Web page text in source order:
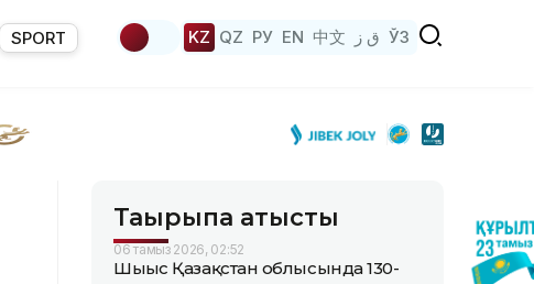
SPORT KZ QZ РУ EN 中文 ق ز ЎЗ
Тақырыпқа қатысты
06 тамыз 2026, 02:52
Шығыс Қазақстан облысында 130-